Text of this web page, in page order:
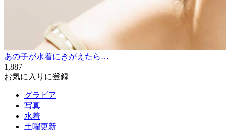
あの子が水着にきがえたら…
1,887
お気に入りに登録
グラビア
写真
水着
土曜更新